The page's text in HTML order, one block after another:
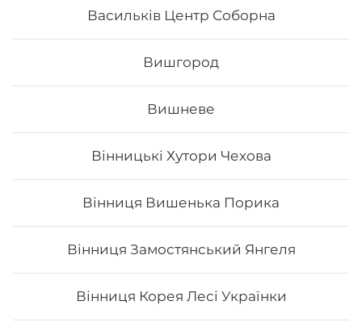
Васильків Центр Соборна
Вишгород
Вишневе
Вінницькі Хутори Чехова
Вінниця Вишенька Порика
Вінниця Замостянський Янгеля
Вінниця Корея Лесі Українки
Футомак з лососем
Вага: 275 г Склад: норі, рис, лосось, огірок, авокадо,
₴